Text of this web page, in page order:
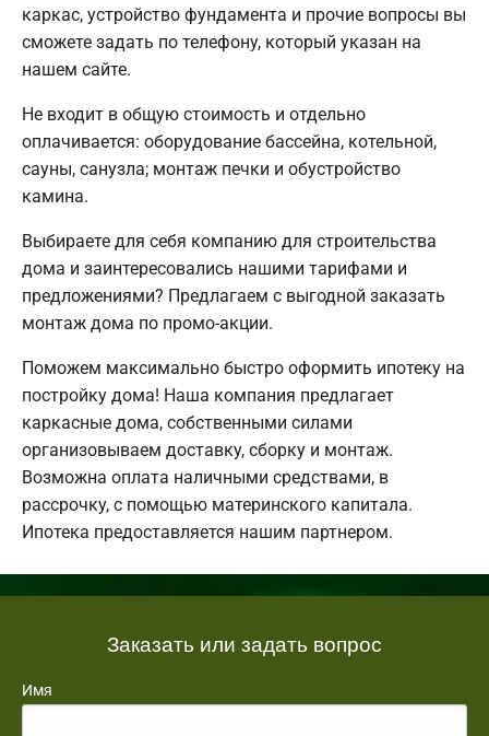
каркас, устройство фундамента и прочие вопросы вы
сможете задать по телефону, который указан на
нашем сайте.
Не входит в общую стоимость и отдельно
оплачивается: оборудование бассейна, котельной,
сауны, санузла; монтаж печки и обустройство
камина.
Выбираете для себя компанию для строительства
дома и заинтересовались нашими тарифами и
предложениями? Предлагаем с выгодной заказать
монтаж дома по промо-акции.
Поможем максимально быстро оформить ипотеку на
постройку дома! Наша компания предлагает
каркасные дома, собственными силами
организовываем доставку, сборку и монтаж.
Возможна оплата наличными средствами, в
рассрочку, с помощью материнского капитала.
Ипотека предоставляется нашим партнером.
Заказать или задать вопрос
Имя